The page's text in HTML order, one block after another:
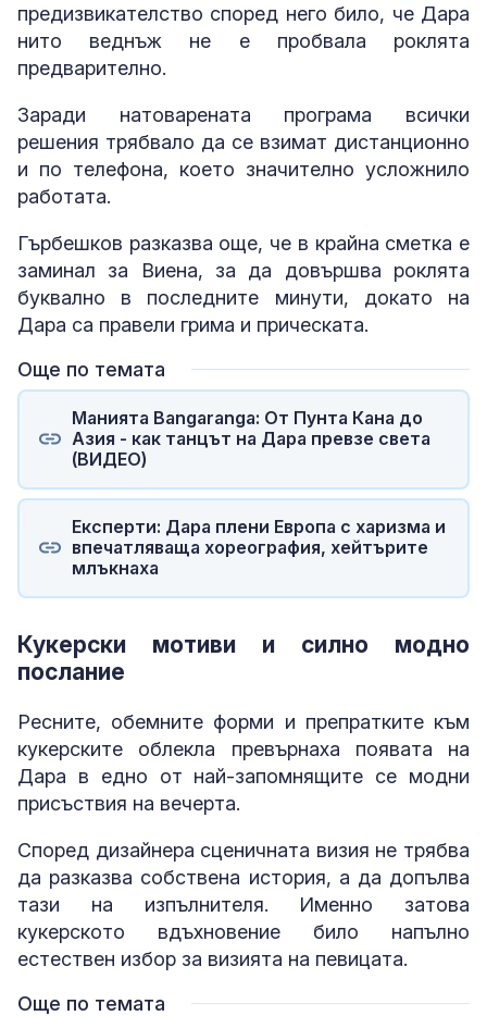
предизвикателство според него било, че Дара
нито веднъж не е пробвала роклята
предварително.
Заради натоварената програма всички
решения трябвало да се взимат дистанционно
и по телефона, което значително усложнило
работата.
Гърбешков разказва още, че в крайна сметка е
заминал за Виена, за да довършва роклята
буквално в последните минути, докато на
Дара са правели грима и прическата.
Още по темата
Манията Bangaranga: От Пунта Кана до
Азия - как танцът на Дара превзе света
(ВИДЕО)
Експерти: Дара плени Европа с харизма и
впечатляваща хореография, хейтърите
млъкнаха
Кукерски мотиви и силно модно
послание
Ресните, обемните форми и препратките към
кукерските облекла превърнаха появата на
Дара в едно от най-запомнящите се модни
присъствия на вечерта.
Според дизайнера сценичната визия не трябва
да разказва собствена история, а да допълва
тази на изпълнителя. Именно затова
кукерското вдъхновение било напълно
естествен избор за визията на певицата.
Още по темата